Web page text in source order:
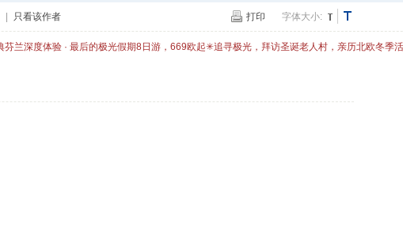
打印 字体大小:
只看该作者
兰深度体验 · 最后的极光假期8日游，669欧起✳追寻极光，拜访圣诞老人村，亲历北欧冬季